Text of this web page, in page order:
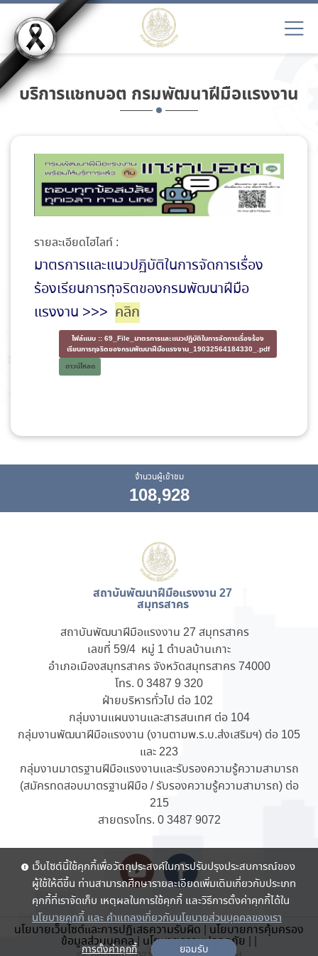
บริการแชทบอต กรมพัฒนาฝีมือแรงงาน
รายละเอียดไฮไลท์ :
มาตรการและแนวปฏิบัติในการจัดการเรื่อง
ร้องเรียนการทุจริตของกรมพัฒนาฝีมือ
แรงงาน >>> คลิก
ไฟล์แนบ :: 69_File_มาตรการและแนวปฏิบัติในการจัดการเรื่องร้อง
เรียนการทุจริตของกรมพัฒนาฝีมือแรงงาน_19032564184330_.pdf
ดาวน์โหลด
จำนวนผู้เข้าชม
108,928
สถาบันพัฒนาฝีมือแรงงาน 27
สมุทรสาคร
สถาบันพัฒนาฝีมือแรงงาน 27 สมุทรสาคร
เลขที่ 59/4 หมู่ 1 ตำบลบ้านเกาะ
อำเภอเมืองสมุทรสาคร จังหวัดสมุทรสาคร 74000
โทร. 0 3487 9 320
ฝ่ายบริหารทั่วไป ต่อ 102
กลุ่มงานแผนงานและสารสนเทศ ต่อ 104
กลุ่มงานพัฒนาฝีมือแรงงาน (งานตามพ.ร.บ.ส่งเสริมฯ) ต่อ 105
และ 223
กลุ่มงานมาตรฐานฝีมือแรงงานและรับรองความรู้ความสามารถ
(สมัครทดสอบมาตรฐานฝีมือ / รับรองความรู้ความสามารถ) ต่อ
215
สายตรงโทร. 0 3487 9072
นโยบายเว็บไซต์และการปฏิเสธความรับผิด | นโยบายการคุ้มครอง
ข้อมูลส่วนบุคคล| นโยบายความปลอดภัย | |
เว็บไซต์นี้ใช้คุกกี้เพื่อวัตถุประสงค์ในการปรับปรุงประสบการณ์ของ
ผู้ใช้ให้ดีขึ้น ท่านสามารถศึกษารายละเอียดเพิ่มเติมเกี่ยวกับประเภท
คุกกี้ที่เราจัดเก็บ เหตุผลในการใช้คุกกี้ และวิธีการตั้งค่าคุกกี้ได้ใน
นโยบายคุกกี้ และ คำแถลงเกี่ยวกับนโยบายส่วนบุคคลของเรา
การตั้งค่าคุกกี้ ยอมรับ